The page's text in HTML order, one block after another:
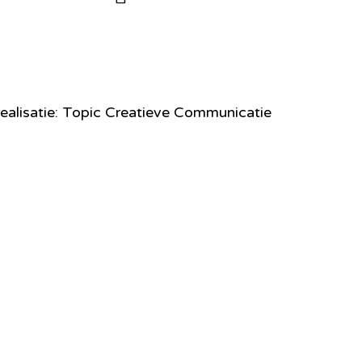
Topic Creatieve Communicatie